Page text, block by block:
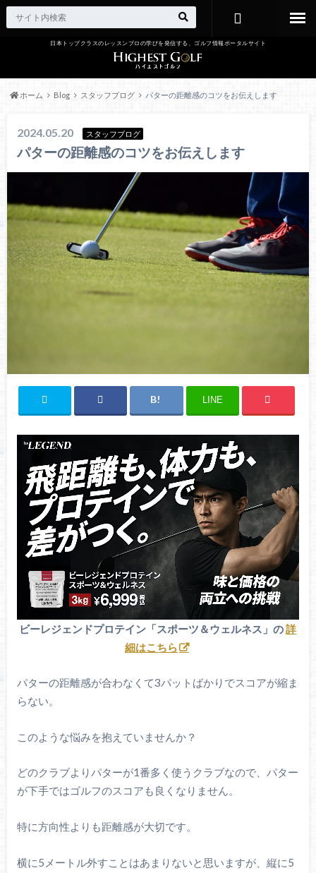
日本トップクラスのレッスンプロの学びを発信する、ゴルフ情報ポータルサイト
ホーム Blog スタッフブログ パターの距離感のコツをお伝えします
2024.05.20 スタッフブログ
パターの距離感のコツをお伝えします
LINE
ビーレジェンドプロテイン「スポーツ＆ウェルネス」の詳
細はこちら
パターの距離感が合わなくて3パットばかりでスコアが縮ま
らない。
このような悩みを抱えていませんか？
どのクラブよりパターが1番多く使うクラブなので、パター
が下手ではゴルフのスコアも良くなりません。
特に方向性よりも距離感が大切です。
横に5メートル外すことはあまりないと思いますが、縦に5